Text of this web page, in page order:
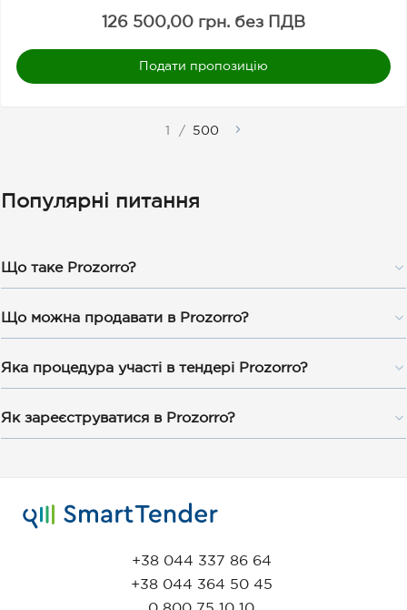
126 500,00 грн. без ПДВ
Подати пропозицію
1 / 500
Популярні питання
Що таке Prozorro?
Що можна продавати в Prozorro?
Яка процедура участі в тендері Prozorro?
Як зареєструватися в Prozorro?
+38 044 337 86 64
+38 044 364 50 45